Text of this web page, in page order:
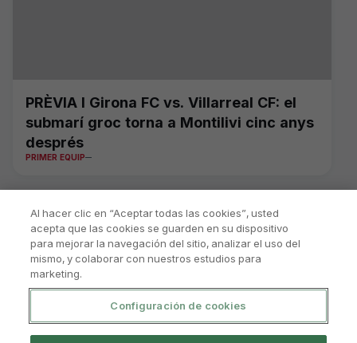
PRÈVIA I Girona FC vs. Villarreal CF: el
submarí groc torna a Montilivi cinc anys
després
PRIMER EQUIP
Al hacer clic en “Aceptar todas las cookies”, usted
acepta que las cookies se guarden en su dispositivo
para mejorar la navegación del sitio, analizar el uso del
mismo, y colaborar con nuestros estudios para
marketing.
Configuración de cookies